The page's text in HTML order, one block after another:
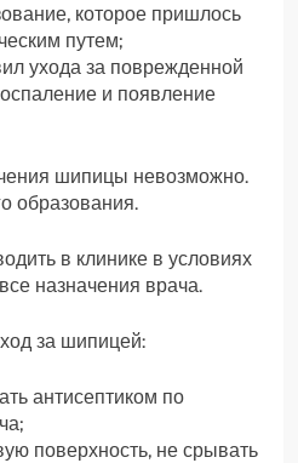
которое пришлось
путем;
ухода за поврежденной
и появление
шипицы невозможно.
образования.
в клинике в условиях
назначения врача.
за шипицей:
антисептиком по
поверхность, не срывать